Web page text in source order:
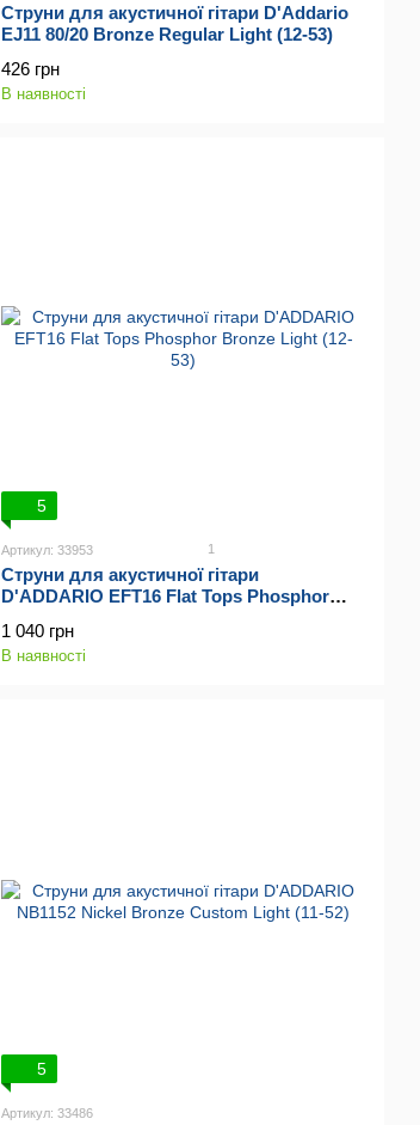
Струни для акустичної гітари D'Addario
EJ11 80/20 Bronze Regular Light (12-53)
426 грн
В наявності
5
Артикул: 33953 1
Струни для акустичної гітари
D'ADDARIO EFT16 Flat Tops Phosphor
1 040 грн
В наявності
5
Артикул: 33486